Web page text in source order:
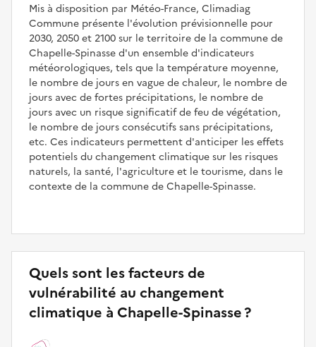
Mis à disposition par Météo-France, Climadiag
Commune présente l'évolution prévisionnelle pour
2030, 2050 et 2100 sur le territoire de la commune de
Chapelle-Spinasse d'un ensemble d'indicateurs
météorologiques, tels que la température moyenne,
le nombre de jours en vague de chaleur, le nombre de
jours avec de fortes précipitations, le nombre de
jours avec un risque significatif de feu de végétation,
le nombre de jours consécutifs sans précipitations,
etc. Ces indicateurs permettent d'anticiper les effets
potentiels du changement climatique sur les risques
naturels, la santé, l'agriculture et le tourisme, dans le
contexte de la commune de Chapelle-Spinasse.
Quels sont les facteurs de
vulnérabilité au changement
climatique à Chapelle-Spinasse ?